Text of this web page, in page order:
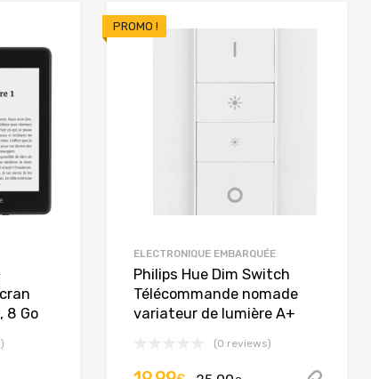
59.99€.
47.99€.
8 Go
PROMO !
ELECTRONIQUE EMBARQUÉE
Philips Hue Dim Switch
Télécommande nomade
variateur de lumière A+
(0 reviews)